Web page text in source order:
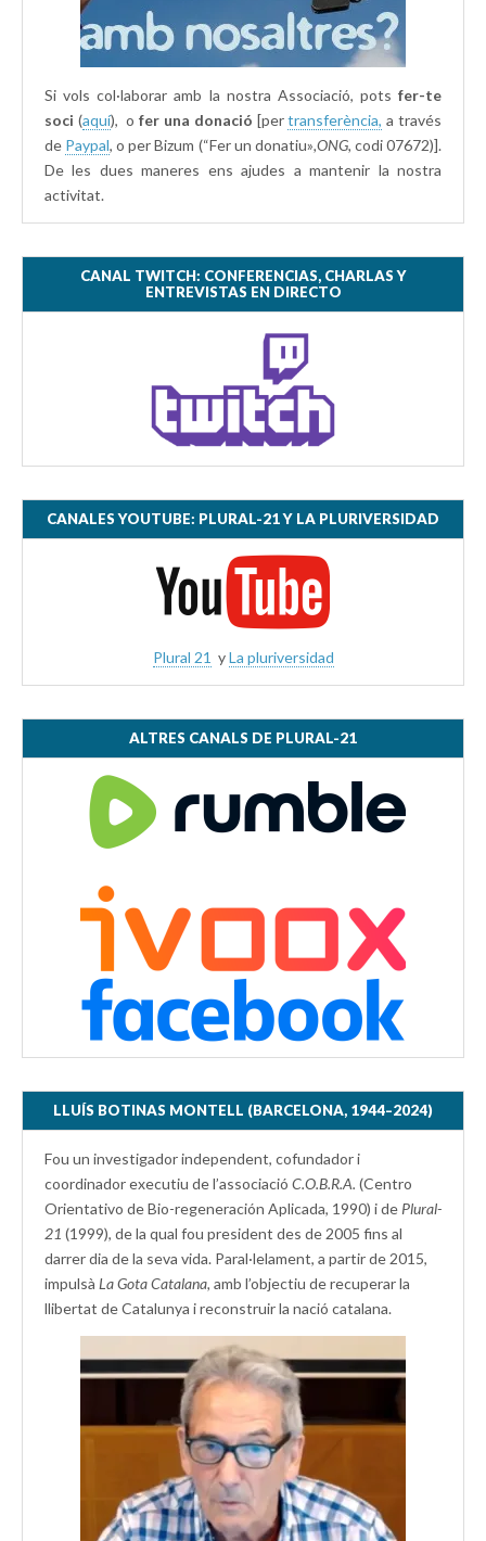
Si vols col·laborar amb la nostra Associació, pots fer-te
soci (aquí), ofer una donació [pertransferència, a través
de Paypal, o per Bizum (“Fer un donatiu»,ONG, codi 07672)].
De les dues maneres ens ajudes a mantenir la nostra
activitat.
CANAL TWITCH: CONFERENCIAS, CHARLAS Y
ENTREVISTAS EN DIRECTO
CANALES YOUTUBE: PLURAL-21 Y LA PLURIVERSIDAD
Plural 21 yLa pluriversidad
ALTRES CANALS DE PLURAL-21
LLUÍS BOTINAS MONTELL (BARCELONA, 1944–2024)
Fou un investigador independent, cofundador i
coordinador executiu de l’associació C.O.B.R.A. (Centro
Orientativo de Bio-regeneración Aplicada, 1990) i de Plural-
21 (1999), de la qual fou president des de 2005 fins al
darrer dia de la seva vida. Paral·lelament, a partir de 2015,
impulsà La Gota Catalana, amb l’objectiu de recuperar la
llibertat de Catalunya i reconstruir la nació catalana.